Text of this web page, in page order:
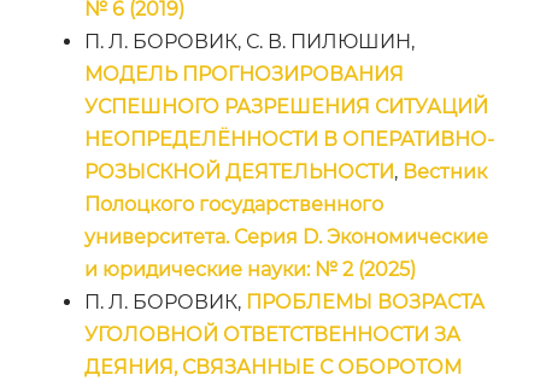
№ 6 (2019)
П. Л. БОРОВИК, С. В. ПИЛЮШИН,
МОДЕЛЬ ПРОГНОЗИРОВАНИЯ
УСПЕШНОГО РАЗРЕШЕНИЯ СИТУАЦИЙ
НЕОПРЕДЕЛЁННОСТИ В ОПЕРАТИВНО-
РОЗЫСКНОЙ ДЕЯТЕЛЬНОСТИ, Вестник
Полоцкого государственного
университета. Серия D. Экономические
и юридические науки: № 2 (2025)
П. Л. БОРОВИК, ПРОБЛЕМЫ ВОЗРАСТА
УГОЛОВНОЙ ОТВЕТСТВЕННОСТИ ЗА
ДЕЯНИЯ, СВЯЗАННЫЕ С ОБОРОТОМ